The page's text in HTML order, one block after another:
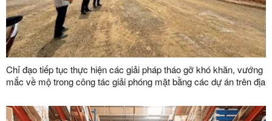
Chỉ đạo tiếp tục thực hiện các giải pháp tháo gỡ khó khăn, vướng
mắc về mộ trong công tác giải phóng mặt bằng các dự án trên địa